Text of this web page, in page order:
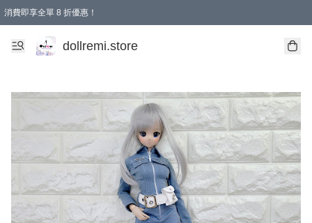
消費即享全單 8 折優惠！
購物滿 HKD 1500.00即享免運費優惠！（適用於 本地送貨、本地取貨、國際送貨 )
dollremi.store